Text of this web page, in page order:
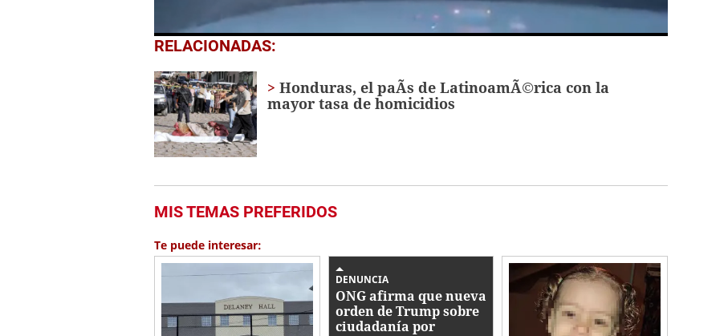
0
seconds
17
secondsVolume
0%
RELACIONADAS:
Honduras, el paÃ­s de LatinoamÃ©rica con la
mayor tasa de homicidios
MIS TEMAS PREFERIDOS
Te puede interesar:
DENUNCIA
ONG afirma que nueva
orden de Trump sobre
ciudadanía por